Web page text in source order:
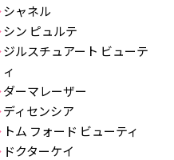
シャネル
シン ピュルテ
ジルスチュアート ビューテ
ィ
ダーマレーザー
ディセンシア
トム フォード ビューティ
ドクターケイ